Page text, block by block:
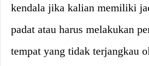
kendala jika kalian memiliki
padat atau harus melakukan
tempat yang tidak terjangkau